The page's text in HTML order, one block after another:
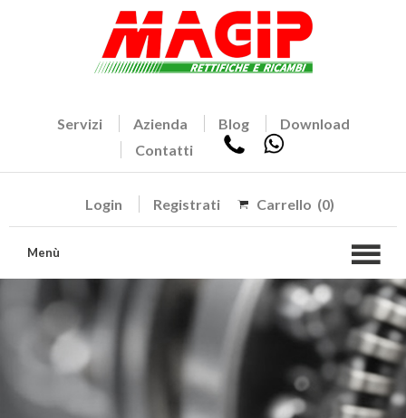
Servizi Azienda Blog
Download
Contatti
Login Registrati Carrello (0)
Menù